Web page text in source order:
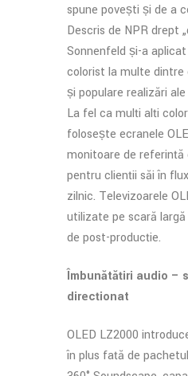
spune povești și de a
Descris de NPR drept
Sonnenfeld și-a
colorist la multe dintre
și populare realizări
La fel ca mulți alți
folosește ecranele
monitoare de
pentru clienții săi în
zilnic. Televizoarele
utilizate pe scară
de post-producție.
Îmbunătățiri audio –
direcționat
OLED LZ2000
în plus față de